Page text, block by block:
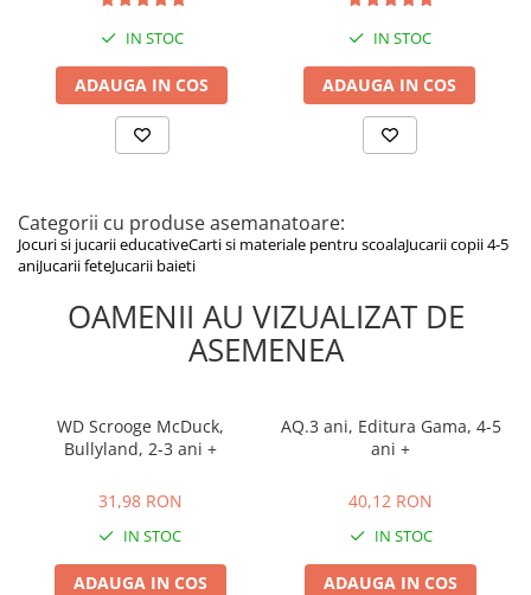
IN STOC
ADAUGA IN COS
IN STOC
ADAUGA IN COS
Categorii cu produse asemanatoare:
Jocuri si jucarii educativeCarti si materiale pentru scoalaJucarii copii 4-5
aniJucarii feteJucarii baieti
OAMENII AU VIZUALIZAT DE
ASEMENEA
WD Scrooge McDuck,
Bullyland, 2-3 ani +
31,98 RON
IN STOC
ADAUGA IN COS
AQ.3 ani, Editura Gama, 4-5
ani +
40,12 RON
IN STOC
ADAUGA IN COS